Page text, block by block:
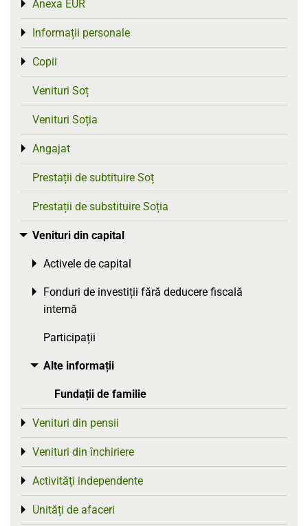
Anexa EÜR
Toggle menu
Informații personale
Toggle menu
Copii
Toggle menu
Venituri Soț
Venituri Soția
Angajat
Toggle menu
Prestații de subtituire Soț
Prestații de substituire Soția
Venituri din capital
Toggle menu
Activele de capital
Toggle menu
Fonduri de investiții fără deducere fiscală
internă
Toggle menu
Participații
Alte informații
Toggle menu
Fundații de familie
Venituri din pensii
Toggle menu
Venituri din închiriere
Toggle menu
Activități independente
Toggle menu
Unități de afaceri
Toggle menu